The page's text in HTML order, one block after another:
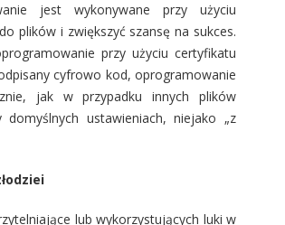
jest wykonywane przy użyciu
plików i zwiększyć szansę na sukces.
przy użyciu certyfikatu
cyfrowo kod, oprogramowanie
jak w przypadku innych plików
ustawieniach, niejako „z
lub wykorzystujących luki w